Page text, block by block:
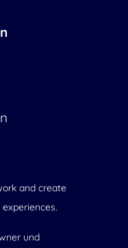
and create
und